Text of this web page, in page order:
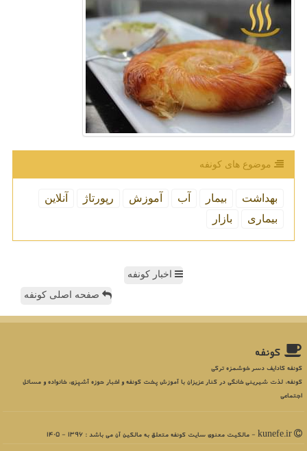
موضوع های كونفه
بهداشت بیمار آب آموزش رپورتاژ
آنلاین
بیماری
بازار
اخبار کونفه
صفحه اصلی کونفه
كونفه
کونفه کادایف دسر خوشمزه ترکی
کونفه، لذت شیرینی خانگی در کنار عزیزان با آموزش پخت کونفه و اخبار حوزه آشپزی، خانواده و مسائل
اجتماعی